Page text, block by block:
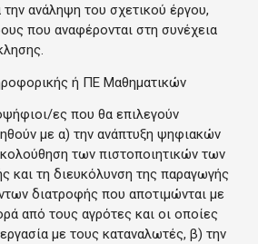
ανάληψη του σχετικού έργου,
που αναφέρονται στη συνέχεια
ή ΠΕ Μαθηματικών
ες που θα επιλεγούν
με α) την ανάπτυξη ψηφιακών
των πιστοποιητικών των
και τη διευκόλυνση της παραγωγής
διατροφής που αποτιμώνται με
από τους αγρότες και οι οποίες
με τους καταναλωτές, β) την